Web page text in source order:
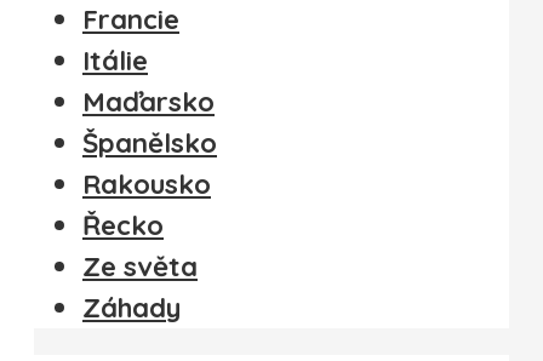
Francie
Itálie
Maďarsko
Španělsko
Rakousko
Řecko
Ze světa
Záhady